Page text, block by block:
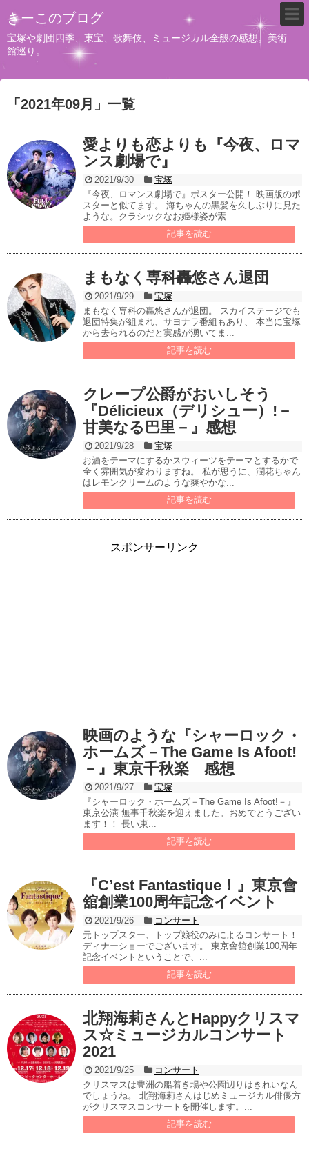
きーこのブログ
宝塚や劇団四季、東宝、歌舞伎、ミュージカル全般の感想。美術
館巡り。
「 2021年09月 」 一覧
愛よりも恋よりも『今夜、ロマ
ンス劇場で』
2021/9/30
宝塚
『今夜、ロマンス劇場で』ポスター公開！ 映画版のポ
スターと似てます。 海ちゃんの黒髪を久しぶりに見た
ような。クラシックなお姫様姿が素...
記事を読む
まもなく専科轟悠さん退団
2021/9/29
宝塚
まもなく専科の轟悠さんが退団。 スカイステージでも
退団特集が組まれ、サヨナラ番組もあり、 本当に宝塚
から去られるのだと実感が湧いてま...
記事を読む
クレープ公爵がおいしそう
『Délicieux（デリシュー）!－
甘美なる巴里－』感想
2021/9/28
宝塚
お酒をテーマにするかスウィーツをテーマとするかで
全く雰囲気が変わりますね。 私が思うに、潤花ちゃん
はレモンクリームのような爽やかな...
記事を読む
スポンサーリンク
映画のような『シャーロック・
ホームズ－The Game Is Afoot!
－』東京千秋楽 感想
2021/9/27
宝塚
『シャーロック・ホームズ－The Game Is Afoot!－』
東京公演 無事千秋楽を迎えました。おめでとうござい
ます！！ 長い東...
記事を読む
『C’est Fantastique！』東京會
舘創業100周年記念イベント
2021/9/26
コンサート
元トップスター、トップ娘役のみによるコンサート！
ディナーショーでございます。 東京會舘創業100周年
記念イベントということで、...
記事を読む
北翔海莉さんとHappyクリスマ
ス☆ミュージカルコンサート
2021
2021/9/25
コンサート
クリスマスは豊洲の船着き場や公園辺りはきれいなん
でしょうね。 北翔海莉さんはじめミュージカル俳優方
がクリスマスコンサートを開催します。...
記事を読む